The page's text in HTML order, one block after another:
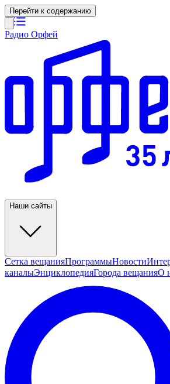
Перейти к содержанию
Радио Орфей
Наши сайты
Сетка вещанияПрограммыНовости
каналыЭнциклопедияГорода вещанияО